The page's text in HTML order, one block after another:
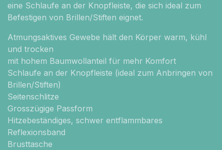
eine Schlaufe an der Knopfleiste, die sich ideal zum
Befestigen von Brillen/Stiften eignet.
Atmungsaktives Gewebe hält den Körper warm, kühl
und trocken
mit hohem Baumwollanteil für mehr Komfort
Schlaufe an der Knopfleiste (ideal zum Anbringen von
Brillen/Stiften)
Seitenschlitze
Grosszügige Passform
Hitzebeständiges, schwer entflammbares
Reflexionsband
Brusttasche